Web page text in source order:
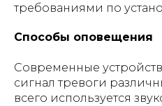
требованиями по
Способы оповещения
Современные
сигнал тревоги
всего используется